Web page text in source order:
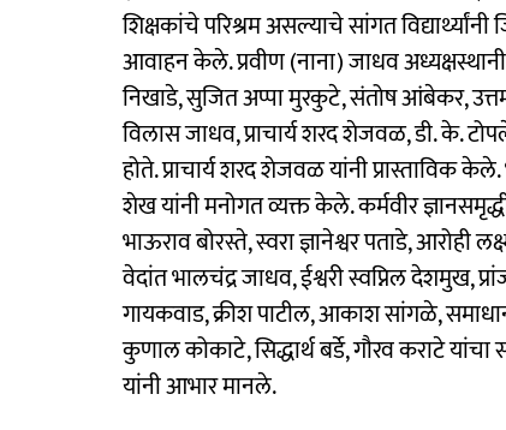
शिक्षकांचे परिश्रम असल्याचे सांगत
आवाहन केले. प्रवीण (नाना) जाधव
निखाडे, सुजित अप्पा मुरकुटे, संतोष आंबेकर,
विलास जाधव, प्राचार्य शरद शेजवळ, डी. के.
होते. प्राचार्य शरद शेजवळ यांनी प्रास्ताविक
शेख यांनी मनोगत व्यक्त केले. कर्मवीर
भाऊराव बोरस्ते, स्वरा ज्ञानेश्वर पताडे, आरोही
वेदांत भालचंद्र जाधव, ईश्वरी स्वप्निल देशमुख,
गायकवाड, क्रीश पाटील, आकाश सांगळे,
कुणाल कोकाटे, सिद्धार्थ बर्डे, गौरव कराटे
यांनी आभार मानले.